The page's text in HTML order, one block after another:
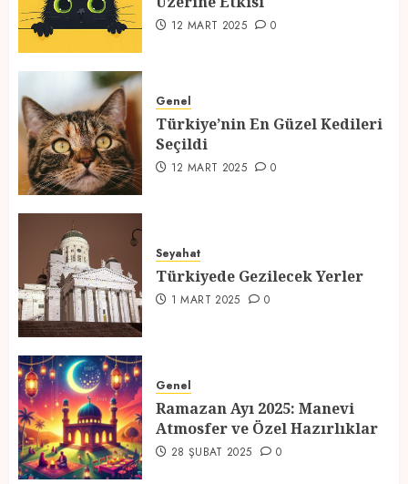
2
3
Seçildi
12 MART 2025 0
4
1 MART 2025
5
Atmosfer ve Özel Hazırlıklar
28 ŞUBAT 2025 0
12 MART 2025 0
Genel
Türkiye’nin En Güzel Kedileri
Seçildi
12 MART 2025 0
Seyahat
Türkiyede Gezilecek Yerler
1 MART 2025 0
Genel
Ramazan Ayı 2025: Manevi
Atmosfer ve Özel Hazırlıklar
28 ŞUBAT 2025 0